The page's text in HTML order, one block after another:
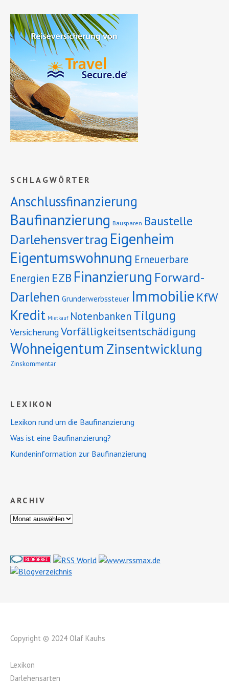
SCHLAGWÖRTER
Anschlussfinanzierung
Baufinanzierung Bausparen Baustelle
Darlehensvertrag Eigenheim
Eigentumswohnung Erneuerbare
Energien EZB Finanzierung Forward-
Darlehen Grunderwerbssteuer Immobilie KfW
Kredit Mietkauf Notenbanken Tilgung
VersicherungVorfälligkeitsentschädigung
Wohneigentum Zinsentwicklung
Zinskommentar
LEXIKON
Lexikon rund um die Baufinanzierung
Was ist eine Baufinanzierung?
Kundeninformation zur Baufinanzierung
ARCHIV
Copyright © 2024 Olaf Kauhs
Lexikon
Darlehensarten